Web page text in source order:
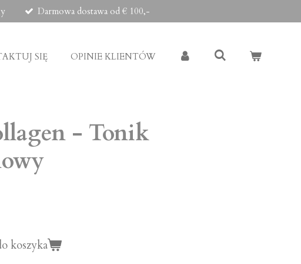
Darmowa dostawa od € 100,-
SIĘ OPINIE KLIENTÓW
- Tonik
koszyka